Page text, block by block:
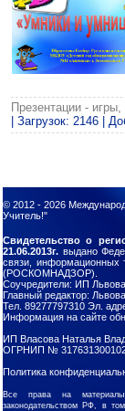
Презентации -
| Загрузок: 2146 |
© 2012 - 2026
Учитель!"
Свидетельство о
21.06.2013г. выдано
связи, информационных
(РОСКОМНАДЗОР).
Соучредители: ИП
Главный редактор:
Тел. 89277797310 Эл.
Информация на сайте
ИП Власова Наталья
ОГРНИП №
Политика
Все права на
законодательством РФ, в